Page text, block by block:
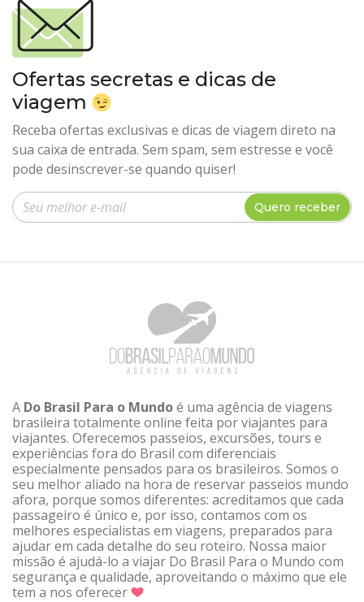
Ofertas secretas e dicas de
viagem
Receba ofertas exclusivas e dicas de viagem direto na
sua caixa de entrada. Sem spam, sem estresse e você
pode desinscrever-se quando quiser!
Insira seu e-mail
Quero receber
A Do Brasil Para o Mundoé uma agência de viagens
brasileira totalmente online feita por viajantes para
viajantes. Oferecemos passeios, excursões, tours e
experiências fora do Brasil com diferenciais
especialmente pensados para os brasileiros. Somos o
seu melhor aliado na hora de reservar passeios mundo
afora, porque somos diferentes: acreditamos que cada
passageiro é único e, por isso, contamos com os
melhores especialistas em viagens, preparados para
ajudar em cada detalhe do seu roteiro. Nossa maior
missão é ajudá-lo a viajar Do Brasil Para o Mundo com
segurança e qualidade, aproveitando o máximo que ele
tem a nos oferecer